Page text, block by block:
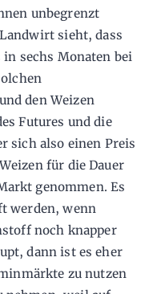
unbegrenzt
sieht, dass
sechs Monaten bei
den Weizen
Futures und die
sich also einen Preis
für die Dauer
genommen. Es
werden, wenn
noch knapper
dann ist es eher
zu nutzen